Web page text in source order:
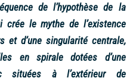
de l’hypothèse de la
crée le mythe de l’existence
et d’une singularité centrale,
en spirale dotées d’une
situées à l’extérieur de